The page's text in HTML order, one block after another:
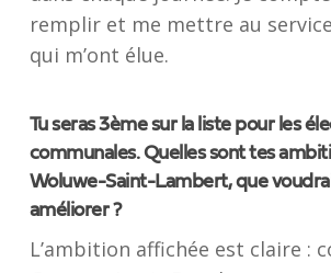
remplir et me mettre au
qui m’ont élue.
Tu seras 3ème sur la liste pour les
communales. Quelles sont tes
Woluwe-Saint-Lambert, que
améliorer ?
L’ambition affichée est claire :